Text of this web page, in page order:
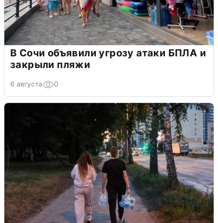
В Сочи объявили угрозу атаки БПЛА и
закрыли пляжи
6 августа 0